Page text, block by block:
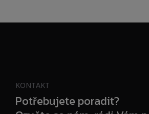
KONTAKT
Potřebujete poradit?